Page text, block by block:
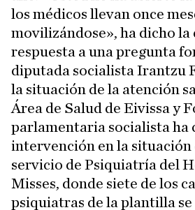
los médicos llevan once
movilizándose», ha dicho la
respuesta a una pregunta
diputada socialista Irantzu
la situación de la atención
Área de Salud de Eivissa y
parlamentaria socialista ha
intervención en la situación
servicio de Psiquiatría del
Misses, donde siete de los
psiquiatras de la plantilla